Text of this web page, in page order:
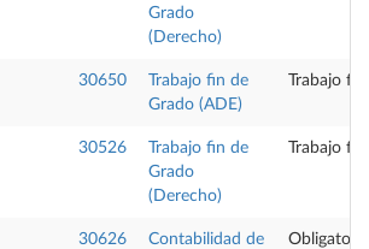
Grado
(Derecho)
30650
Trabajo fin de
Grado (ADE)
Trabajo
30526
Trabajo fin de
Grado
(Derecho)
Trabajo
30626
Contabilidad de
Obligatoria